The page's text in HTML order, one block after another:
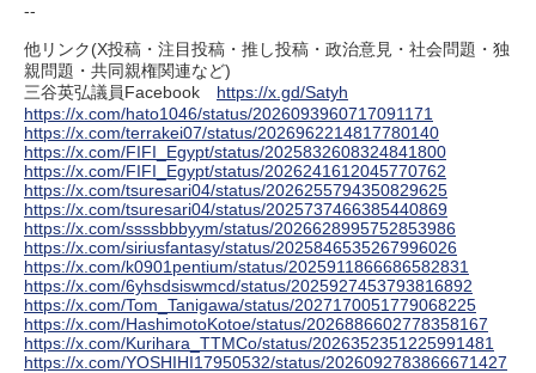
--
他リンク(X投稿・注目投稿・推し投稿・政治意見・社会問題・独
親問題・共同親権関連など)
三谷英弘議員Facebook https://x.gd/Satyh
https://x.com/hato1046/status/2026093960717091171
https://x.com/terrakei07/status/2026962214817780140
https://x.com/FIFI_Egypt/status/2025832608324841800
https://x.com/FIFI_Egypt/status/2026241612045770762
https://x.com/tsuresari04/status/2026255794350829625
https://x.com/tsuresari04/status/2025737466385440869
https://x.com/ssssbbbyym/status/2026628995752853986
https://x.com/siriusfantasy/status/2025846535267996026
https://x.com/k0901pentium/status/2025911866686582831
https://x.com/6yhsdsiswmcd/status/2025927453793816892
https://x.com/Tom_Tanigawa/status/2027170051779068225
https://x.com/HashimotoKotoe/status/2026886602778358167
https://x.com/Kurihara_TTMCo/status/2026352351225991481
https://x.com/YOSHIHI17950532/status/2026092783866671427